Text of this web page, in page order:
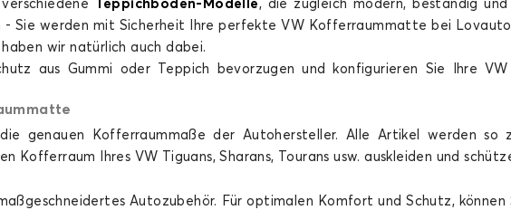
GOLF 6
6
GOLF 7
Kofferraummatten für VOLKSWAGEN GOLF 7
Teppichboden-Modelle, die zugleich modern, beständig
- Sie werden mit Sicherheit Ihre perfekte VW Kofferraummatte bei
wir natürlich auch dabei.
aus Gummi oder Teppich bevorzugen und konfigurieren Sie Ihre
die genauen Kofferraummaße der Autohersteller. Alle Artikel werden so
Kofferraum Ihres VW Tiguans, Sharans, Tourans usw. auskleiden und
Autozubehör. Für optimalen Komfort und Schutz,